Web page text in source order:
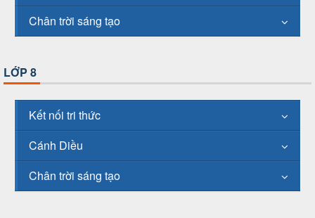
Chân trời sáng tạo
LỚP 8
Kết nối tri thức
Cánh Diều
Chân trời sáng tạo